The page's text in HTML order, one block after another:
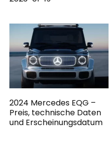
2024 Mercedes EQG –
Preis, technische Daten
und Erscheinungsdatum